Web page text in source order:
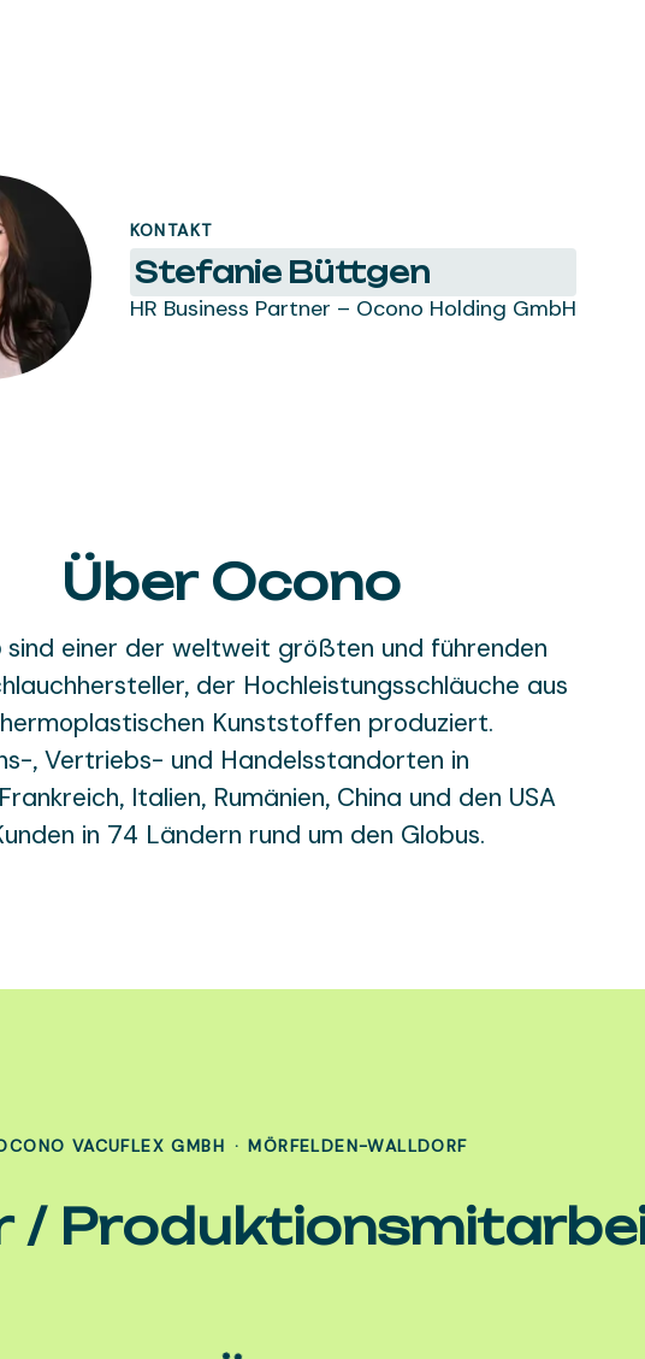
KONTAKT
Stefanie Büttgen
HR Business Partner – Ocono Holding GmbH
Über Ocono
sind einer der weltweit größten und führenden
der Hochleistungsschläuche aus
Kunststoffen produziert.
, Vertriebs- und Handelsstandorten in
Italien, Rumänien, China und den USA
in 74 Ländern rund um den Globus.
VACUFLEX GMBH · MÖRFELDEN-WALLDORF
/